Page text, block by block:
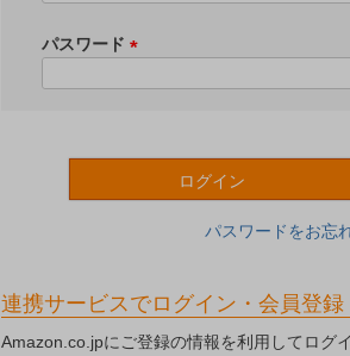
)
パスワード
ログイン
パスワードをお忘
連携サービスでログイン・会員登録
Amazon.co.jpにご登録の情報を利用してログ